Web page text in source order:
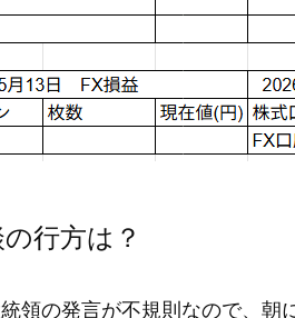
行方は？
領の発言が不規則なので、朝